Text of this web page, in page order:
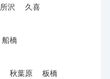
所沢 久喜
船橋
秋葉原 板橋